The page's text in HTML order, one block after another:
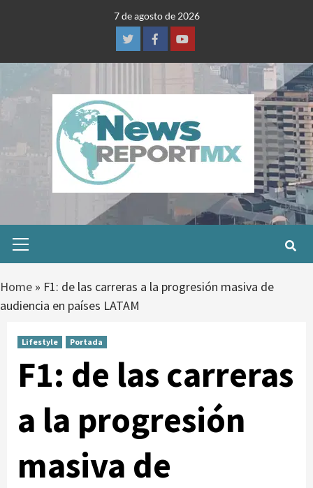
7 de agosto de 2026
TwitterFacebookYoutube
Menu
Home » F1: de las carreras a la progresión masiva de
audiencia en países LATAM
Lifestyle Portada
F1: de las carreras
a la progresión
masiva de